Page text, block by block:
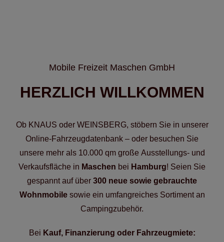
Mobile Freizeit Maschen GmbH
HERZLICH WILLKOMMEN
Ob KNAUS oder WEINSBERG, stöbern Sie in unserer
Online-Fahrzeugdatenbank – oder besuchen Sie
unsere mehr als 10.000 qm große Ausstellungs- und
Verkaufsfläche in Maschen bei Hamburg! Seien Sie
gespannt auf über 300 neue sowie gebrauchte
Wohnmobilesowie ein umfangreiches Sortiment an
Campingzubehör.
Bei Kauf, Finanzierung oder Fahrzeugmiete: